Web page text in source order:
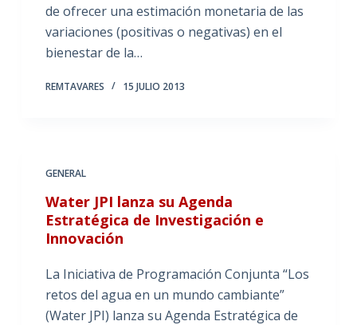
de ofrecer una estimación monetaria de las
variaciones (positivas o negativas) en el
bienestar de la…
REMTAVARES 15 JULIO 2013
GENERAL
Water JPI lanza su Agenda
Estratégica de Investigación e
Innovación
La Iniciativa de Programación Conjunta “Los
retos del agua en un mundo cambiante”
(Water JPI) lanza su Agenda Estratégica de